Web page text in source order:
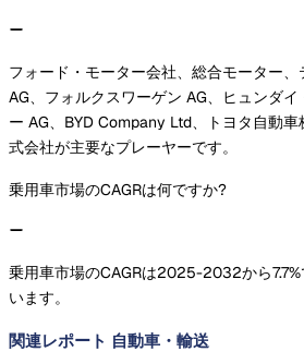
フォード・モーター会社、総合モーター
AG、フォルクスワーゲン AG、ヒュンダ
ー AG、BYD Company Ltd、トヨタ自動
式会社が主要なプレーヤーです。
乗用車市場のCAGRは何ですか?
乗用車市場のCAGRは2025-2032から
います。
関連レポート 自動車・輸送